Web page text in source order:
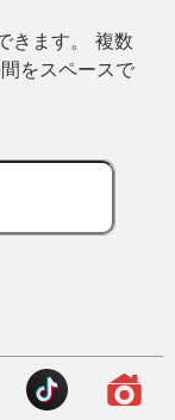
きます。 複数
をスペースで